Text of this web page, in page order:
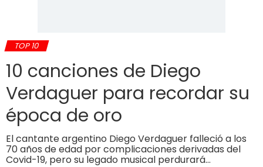
TOP 10
10 canciones de Diego
Verdaguer para recordar su
época de oro
El cantante argentino Diego Verdaguer falleció a los
70 años de edad por complicaciones derivadas del
Covid-19, pero su legado musical perdurará…